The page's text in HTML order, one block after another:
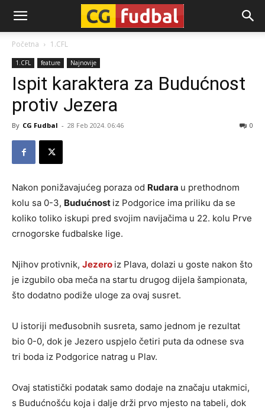
CG-
Fudbal
Početna 1.CFL
1.CFL feature Najnovije
Ispit karaktera za Budućnost
protiv Jezera
By CG Fudbal - 28 Feb 2024. 06:46 0
Nakon ponižavajućeg poraza od Rudara u prethodnom
kolu sa 0-3, Budućnost iz Podgorice ima priliku da se
koliko toliko iskupi pred svojim navijačima u 22. kolu Prve
crnogorske fudbalske lige.
Njihov protivnik, Jezero iz Plava, dolazi u goste nakon što
je izgubilo oba meča na startu drugog dijela šampionata,
što dodatno podiže uloge za ovaj susret.
U istoriji međusobnih susreta, samo jednom je rezultat
bio 0-0, dok je Jezero uspjelo četiri puta da odnese sva
tri boda iz Podgorice natrag u Plav.
Ovaj statistički podatak samo dodaje na značaju utakmici,
s Budućnošću koja i dalje drži prvo mjesto na tabeli, dok